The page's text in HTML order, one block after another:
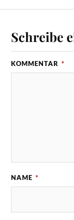
Schreibe
KOMMENTAR *
NAME *